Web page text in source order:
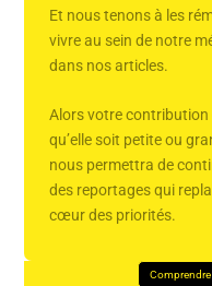
Et nous tenons à les
vivre au sein de notre
dans nos articles.
Alors votre contribution
qu’elle soit petite ou
nous permettra de
des reportages qui
cœur des priorités.